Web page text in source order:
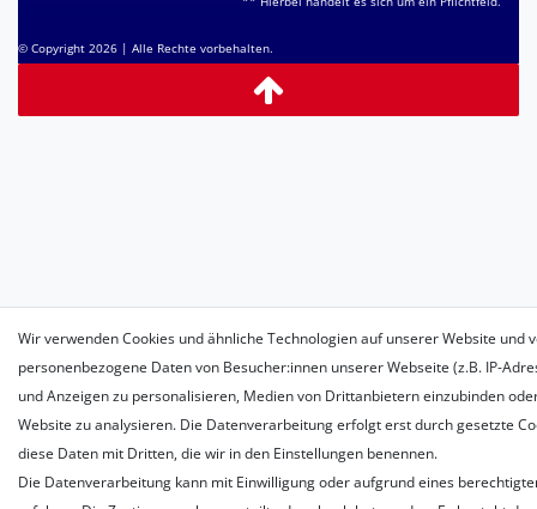
© Copyright 2026 | Alle Rechte vorbehalten.
Wir verwenden Cookies und ähnliche Technologien auf unserer Website und
personenbezogene Daten von Besucher:innen unserer Webseite (z.B. IP-
und Anzeigen zu personalisieren, Medien von Drittanbietern einzubinden
Website zu analysieren. Die Datenverarbeitung erfolgt erst durch gesetzte
diese Daten mit Dritten, die wir in den Einstellungen benennen.
Die Datenverarbeitung kann mit Einwilligung oder aufgrund eines